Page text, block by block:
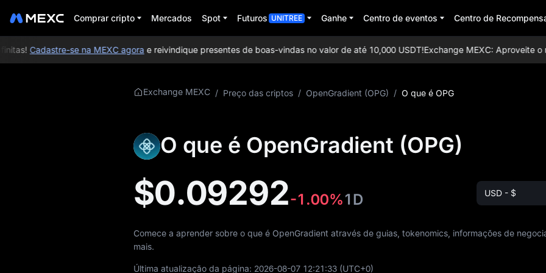
Comprar cripto Mercados Spot Futuros UNITREE Ganhe Centro de eventos Centro de
Cadastre-se na MEXC agorae reivindique presentes de boas-vindas no valor de até 10,000 USDT!Exchange MEXC: Aproveite o
Exchange MEXC / Preço das criptos / OpenGradient (OPG) / O que é OPG
O que é OpenGradient (OPG)
$0.09292-1.00%1D USD - $
Comece a aprender sobre o que é OpenGradient através de guias, tokenomics, informações de
mais.
Última atualização da página: 2026-08-07 12:21:33 (UTC+0)